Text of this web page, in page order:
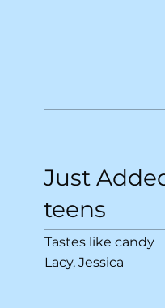
Lacy, Jessica
Tastes like candy
Just
teens